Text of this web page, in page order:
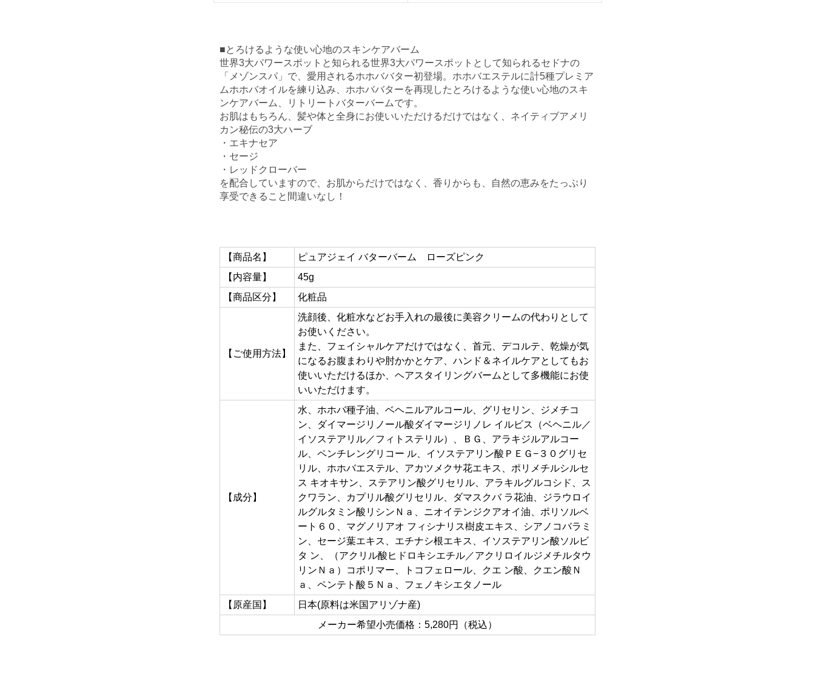
■とろけるような使い心地のスキンケアバーム
世界3大パワースポットと知られる世界3大パワースポットとして知られるセドナの
「メゾンスパ」で、愛用されるホホババター初登場。ホホバエステルに計5種プレミア
ムホホバオイルを練り込み、ホホババターを再現したとろけるような使い心地のスキ
ンケアバーム、リトリートバターバームです。
お肌はもちろん、髪や体と全身にお使いいただけるだけではなく、ネイティブアメリ
カン秘伝の3大ハーブ
・エキナセア
・セージ
・レッドクローバー
を配合していますので、お肌からだけではなく、香りからも、自然の恵みをたっぷり
享受できること間違いなし！
【商品名】
ピュアジェイ バターバーム ローズピンク
【内容量】
45g
【商品区分】
化粧品
【ご使用方法】
洗顔後、化粧水などお手入れの最後に美容クリームの代わりとして
お使いください。
また、フェイシャルケアだけではなく、首元、デコルテ、乾燥が気
になるお腹まわりや肘かかとケア、ハンド＆ネイルケアとしてもお
使いいただけるほか、ヘアスタイリングバームとして多機能にお使
いいただけます。
【成分】
水、ホホバ種子油、ベヘニルアルコール、グリセリン、ジメチコ
ン、ダイマージリノール酸ダイマージリノレ イルビス（ベヘニル／
イソステアリル／フィトステリル）、ＢＧ、アラキジルアルコー
ル、ペンチレングリコー ル、イソステアリン酸ＰＥＧ−３０グリセ
リル、ホホバエステル、アカツメクサ花エキス、ポリメチルシルセ
ス キオキサン、ステアリン酸グリセリル、アラキルグルコシド、ス
クワラン、カプリル酸グリセリル、ダマスクバ ラ花油、ジラウロイ
ルグルタミン酸リシンＮａ、ニオイテンジクアオイ油、ポリソルベ
ート６０、マグノリアオ フィシナリス樹皮エキス、シアノコバラミ
ン、セージ葉エキス、エチナシ根エキス、イソステアリン酸ソルビ
タ ン、（アクリル酸ヒドロキシエチル／アクリロイルジメチルタウ
リンＮａ）コポリマー、トコフェロール、クエ ン酸、クエン酸Ｎ
ａ、ペンテト酸５Ｎａ、フェノキシエタノール
【原産国】
日本(原料は米国アリゾナ産)
メーカー希望小売価格：5,280円（税込）